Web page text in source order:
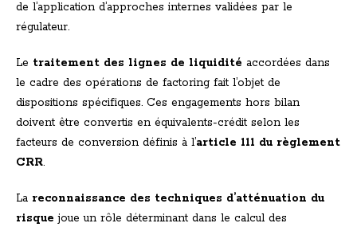
de l’application d’approches internes validées par le
régulateur.
Le traitement des lignes de liquidité accordées dans
le cadre des opérations de factoring fait l’objet de
dispositions spécifiques. Ces engagements hors bilan
doivent être convertis en équivalents-crédit selon les
facteurs de conversion définis à l’article 111 du règlement
CRR.
La reconnaissance des techniques d’atténuation du
risque joue un rôle déterminant dans le calcul des